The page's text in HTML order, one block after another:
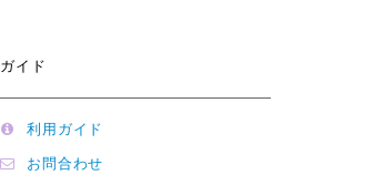
ガイド
利用ガイド
お問合わせ